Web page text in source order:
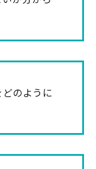
のように